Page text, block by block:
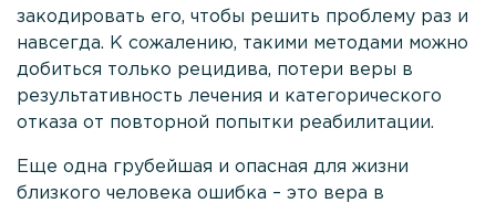
Статьи
Политика
конфиденциальности
Лицензии и сертификаты
Отзывы
Стоимость услуг
закодировать его, чтобы решить проблему раз и
навсегда. К сожалению, такими методами можно
добиться только рецидива, потери веры в
результативность лечения и категорического
отказа от повторной попытки реабилитации.
Еще одна грубейшая и опасная для жизни
близкого человека ошибка – это вера в